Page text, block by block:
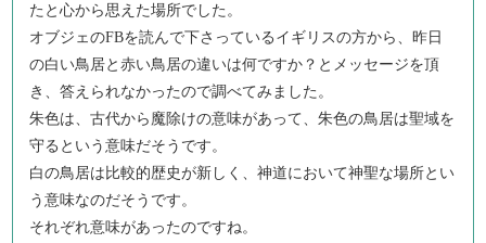
たと心から思えた場所でした。
オブジェのFBを読んで下さっているイギリスの方から、昨日
の白い鳥居と赤い鳥居の違いは何ですか？とメッセージを頂
き、答えられなかったので調べてみました。
朱色は、古代から魔除けの意味があって、朱色の鳥居は聖域を
守るという意味だそうです。
白の鳥居は比較的歴史が新しく、神道において神聖な場所とい
う意味なのだそうです。
それぞれ意味があったのですね。